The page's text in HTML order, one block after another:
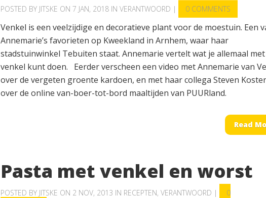
POSTED BY JITSKE ON 7 JAN, 2018 IN VERANTWOORD | 0 COMMENTS
Venkel is een veelzijdige en decoratieve plant voor de moestuin. Een
Annemarie’s favorieten op Kweekland in Arnhem, waar haar
stadstuinwinkel Tebuiten staat. Annemarie vertelt wat je allemaal met
venkel kunt doen. Eerder verscheen een video met Annemarie van
over de vergeten groente kardoen, en met haar collega Steven Koster
over de online van-boer-tot-bord maaltijden van PUURland.
Read
Pasta met venkel en worst
POSTED BY JITSKE ON 2 NOV, 2013 IN RECEPTEN, VERANTWOORD |
0